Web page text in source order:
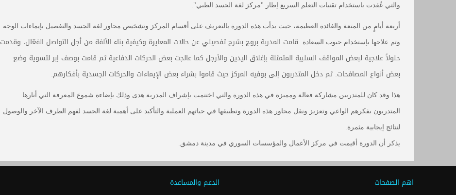
والتي عُقدت باستخدام تقنيات التعلم السريع إطار "مركز لغة الجسد الطبي".
أربعة أيامٍ من المتعة والفائدة العظيمة، حيث بدأت هذه الدورة بالتعريف على أقسام المركز وتشخيص محاور لغة الجسد والتفصيل بإيماءات الوجه
وتم علاجها بإستخدام حبوب السعادة. قامت المدربة بروج بشرح تفصيلي عن حالات المعايرة وكيفية بناء الألفة من أجل التواصل الفعّال، وقدمت
حلولاً علاجية لبعض المواقف السلبية المتمثلة بإغلاق اليدين والأرجل كما عالجت بعض الحركات الدفاعية ثم قامت بوصف إبر لتسوية وضع
بعض أنواع المصافحات. ثم دخل المتدربون إلى بوفيه المركز حيث قاموا بشراء بعض الإيماءات والحركات الجسدية بأفكارهم.
هذا وقد كان للمتدربين مشاركة فعالة ومميزة في هذه الدورة والتي اختتمت بإشراف المدربة هدى وذلك بإضاءة شموع المعرفة التي أنارها
المتدربون بفكرهم الواعي وتعزيز ونقل محاور هذه الدورة وتطبيقها في حياتهم العملية والتأكيد على أهمية لغة الجسد لفهم الطرف الآخر والوصول
لنتائج إيجابية مثمرة.
يذكر أن الدورة أقيمت في مركز الأعمال والمؤسسات السوري في مدينة دمشق.
اهم الصفحات الدعم والمساعدة